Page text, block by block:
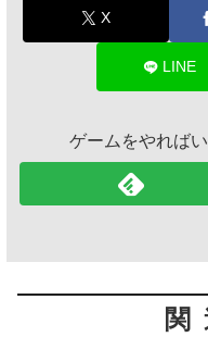
X
LINE
ゲームをやれば